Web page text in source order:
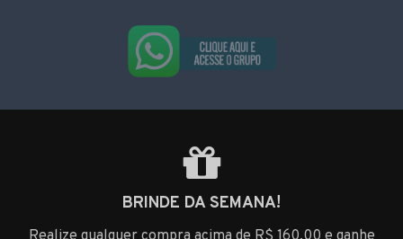
BRINDE DA SEMANA!